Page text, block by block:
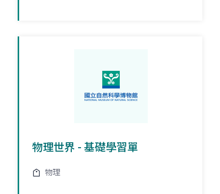
物理世界 - 基礎學習單
物理